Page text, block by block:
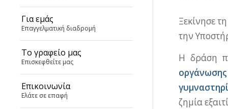
Για εμάς
Επαγγελματική διαδρομή
Το γραφείο μας
Επισκεφθείτε μας
Επικοινωνία
Ελάτε σε επαφή
Ξεκίνησε
την
Η δράση
ζημία